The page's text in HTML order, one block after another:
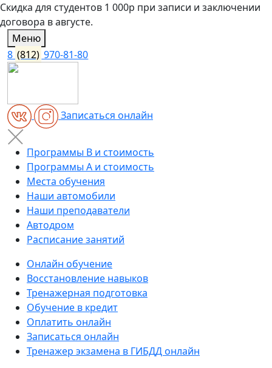
Скидка для студентов 1 000р при записи и заключении
договора в августе.
Меню
8 (812) 970-81-80
Записаться онлайн
Программы B и стоимость
Программы A и стоимость
Места обучения
Наши автомобили
Наши преподаватели
Автодром
Расписание занятий
Онлайн обучение
Восстановление навыков
Тренажерная подготовка
Обучение в кредит
Оплатить онлайн
Записаться онлайн
Тренажер экзамена в ГИБДД онлайн